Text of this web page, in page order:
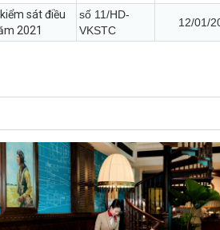
sát điều
2021
số 11/HD-
VKSTC
12/01/